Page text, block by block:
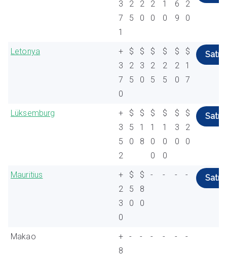
3
7
1
2
5
2
0
2
0
1
0
6
9
2
0
Letonya
+
3
7
0
$
2
5
$
3
0
$
2
5
$
2
5
$
2
0
$
1
7
Satın
Lüksemburg
+
3
5
2
$
5
0
$
1
8
$
1
0
0
$
1
0
0
$
3
0
$
2
0
Satın
Mauritius
+
2
3
0
$
5
0
$
8
0
- - - - Satın
Makao
+
8
- - - - - -